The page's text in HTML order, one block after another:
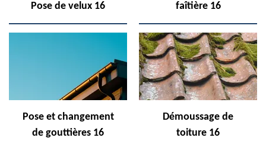
Pose de velux 16
faîtière 16
Pose et changement
de gouttières 16
Démoussage de
toiture 16